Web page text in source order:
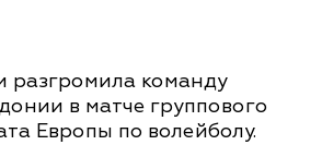
разгромила команду
в матче группового
Европы по волейболу.